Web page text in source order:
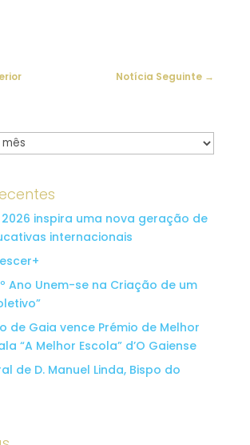
Notícia Seguinte →
2026 inspira uma nova geração de
internacionais
Ano Unem-se na Criação de um
de Gaia vence Prémio de Melhor
“A Melhor Escola” d’O Gaiense
de D. Manuel Linda, Bispo do